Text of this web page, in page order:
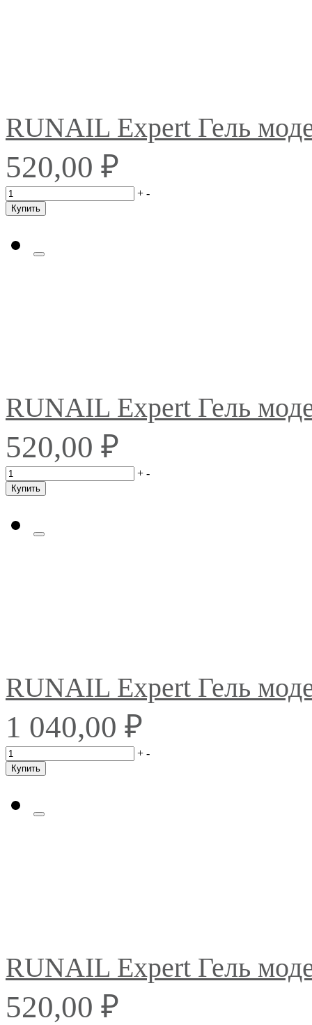
RUNAIL Expert Гель
520,00 ₽
+ -
Купить
RUNAIL Expert Гель
520,00 ₽
+ -
Купить
RUNAIL Expert Гель
1 040,00 ₽
+ -
Купить
RUNAIL Expert Гель
520,00 ₽